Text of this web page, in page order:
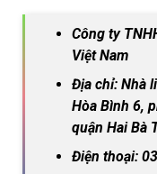
Công ty
Việt Nam
Địa chỉ: Nhà
Hòa Bình 6,
quận Hai Bà
Điện thoại: